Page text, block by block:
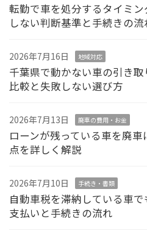
転勤で車を処分するタイミ
しない判断基準と手続きの流
2026年7月16日 地域対応
千葉県で動かない車の引き
比較と失敗しない選び方
2026年7月13日 廃車の費用・お金
ローンが残っている車を廃
点を詳しく解説
2026年7月10日 手続き・書類
自動車税を滞納している車
支払いと手続きの流れ